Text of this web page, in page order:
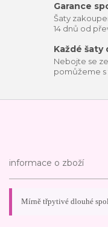
Garance
Šaty
14 dnů od
Každé šaty
Nebojte se
pomůžeme s
informace o zboží
Mírně třpytivé dlouhé